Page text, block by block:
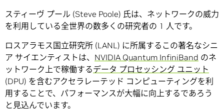
スティーヴ プール (Steve Poole) 氏は、ネットワークの威力
を利用している全世界の数多くの研究者の 1 人です。
ロスアラモス国立研究所 (LANL) に所属するこの著名なシニ
ア サイエンティストは、 NVIDIA Quantum InfiniBand のネ
ットワーク上で稼働するデータ プロセッシング ユニット
(DPU) を含むアクセラレーテッド コンピューティングを利
用することで、パフォーマンスが大幅に向上するであろう
と見込んでいます。